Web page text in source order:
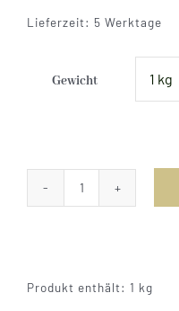
Lieferzeit: 5 Werktage
Gewicht
BIO-
Produkt enthält: 1 kg